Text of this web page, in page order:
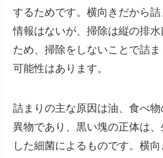
するためです。横向きだから
情報はないが、掃除は縦の排
ため、掃除をしないことで詰
可能性はあります。
詰まりの主な原因は油、食べ
異物であり、黒い塊の正体は
した細菌によるものです。横